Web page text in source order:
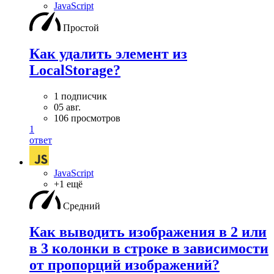
JavaScript
Простой
Как удалить элемент из
LocalStorage?
1 подписчик
05 авг.
106 просмотров
1
ответ
JavaScript
+1 ещё
Средний
Как выводить изображения в 2 или
в 3 колонки в строке в зависимости
от пропорций изображений?